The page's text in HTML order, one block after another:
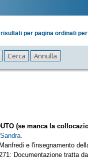
risultati per pagina ordinati per